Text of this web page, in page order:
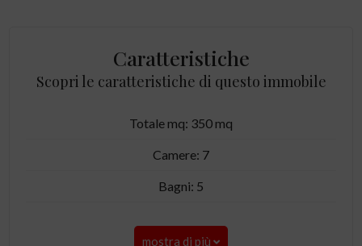
Caratteristiche
Scopri le caratteristiche di questo immobile
Totale mq: 350 mq
Camere: 7
Bagni: 5
mostra di più